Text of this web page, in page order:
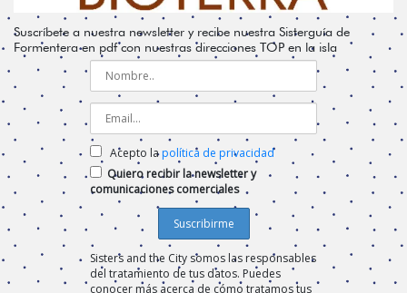
Suscríbete a nuestra newsletter y recibe nuestra Sisterguía de
Formentera en pdf con nuestras direcciones TOP en la isla
Acepto lapolítica de privacidad
Quiero recibir la newsletter y
comunicaciones comerciales
Sisters and the City somos las responsables
del tratamiento de tus datos. Puedes
conocer más acerca de cómo tratamos tus